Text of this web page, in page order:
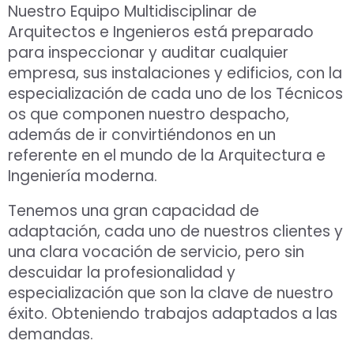
Nuestro Equipo Multidisciplinar de
Arquitectos e Ingenieros está preparado
para inspeccionar y auditar cualquier
empresa, sus instalaciones y edificios, con la
especialización de cada uno de los Técnicos
os que componen nuestro despacho,
además de ir convirtiéndonos en un
referente en el mundo de la Arquitectura e
Ingeniería moderna.
Tenemos una gran capacidad de
adaptación, cada uno de nuestros clientes y
una clara vocación de servicio, pero sin
descuidar la profesionalidad y
especialización que son la clave de nuestro
éxito. Obteniendo trabajos adaptados a las
demandas.